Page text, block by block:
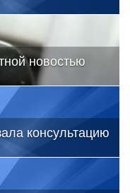
новостью
консультацию